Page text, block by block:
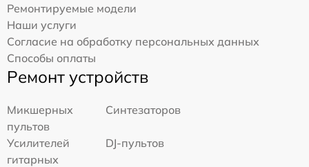
Ремонтируемые модели
Наши услуги
Согласие на обработку персональных данных
Способы оплаты
Ремонт устройств
Микшерных
пультов
Синтезаторов
Усилителей
гитарных
DJ-пультов